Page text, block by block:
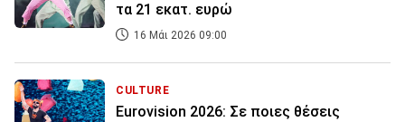
τα 21 εκατ. ευρώ
16 Μάι 2026 09:00
CULTURE
Eurovision 2026: Σε ποιες θέσεις